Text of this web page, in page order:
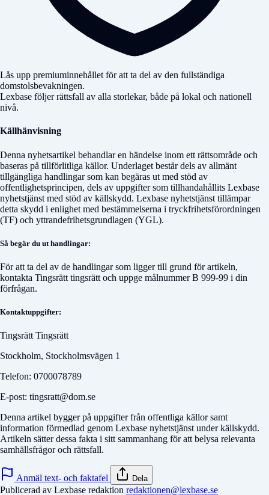
Lås upp premiuminnehållet för att ta del av den fullständiga
domstolsbevakningen.
Lexbase följer rättsfall av alla storlekar, både på lokal och nationell
nivå.
Källhänvisning
Denna nyhetsartikel behandlar en händelse inom ett rättsområde och
baseras på tillförlitliga källor. Underlaget består dels av allmänt
tillgängliga handlingar som kan begäras ut med stöd av
offentlighetsprincipen, dels av uppgifter som tillhandahållits Lexbase
nyhetstjänst med stöd av källskydd. Lexbase nyhetstjänst tillämpar
detta skydd i enlighet med bestämmelserna i tryckfrihetsförordningen
(TF) och yttrandefrihetsgrundlagen (YGL).
Så begär du ut handlingar:
För att ta del av de handlingar som ligger till grund för artikeln,
kontakta Tingsrätt tingsrätt och uppge målnummerB 999-99 i din
förfrågan.
Kontaktuppgifter:
Tingsrätt Tingsrätt
Stockholm, Stockholmsvägen 1
Telefon: 0700078789
E-post: tingsratt@dom.se
Denna artikel bygger på uppgifter från offentliga källor samt
information förmedlad genom Lexbase nyhetstjänst under källskydd.
Artikeln sätter dessa fakta i sitt sammanhang för att belysa relevanta
samhällsfrågor och rättsfall.
Anmäl text- och faktafel Dela
Publicerad av Lexbase redaktion redaktionen@lexbase.se